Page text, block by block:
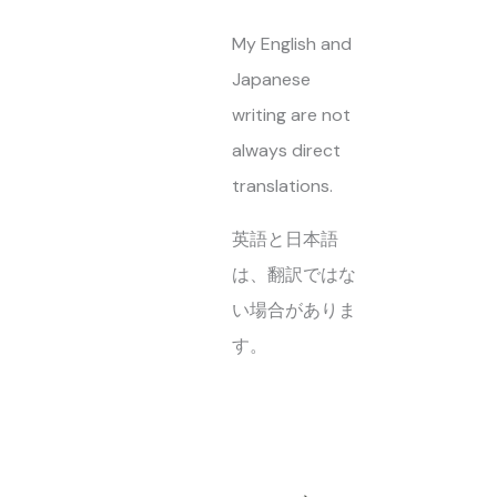
My English and
Japanese
writing are not
always direct
translations.
英語と日本語
は、翻訳ではな
い場合がありま
す。